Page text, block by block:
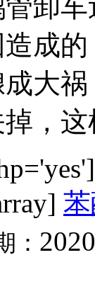
卸
成
大
，这
：